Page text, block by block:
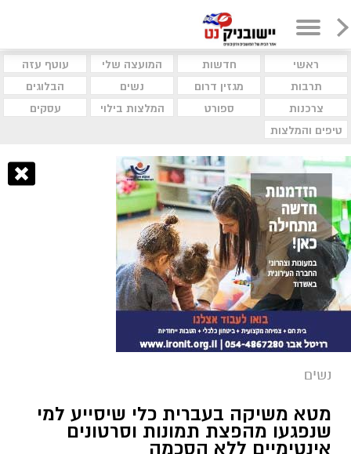
ראשי חדשות המועצה שלי
עוטף עזה
תרבות
מגזין דרום נשים
הבלוגים
צרכנות
ספורט המלצות בילוי
עסקים
טיפים והמלצות
נשים
מטא משיקה בעברית כלי שיסייע למי
שנפגעו מהפצת תמונות וסרטונים
אינטימיים ללא הסכמה